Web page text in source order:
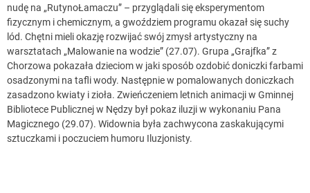
nudę na „RutynoŁamaczu” – przyglądali się eksperymentom
fizycznym i chemicznym, a gwoździem programu okazał się suchy
lód. Chętni mieli okazję rozwijać swój zmysł artystyczny na
warsztatach „Malowanie na wodzie” (27.07). Grupa „Grajfka” z
Chorzowa pokazała dzieciom w jaki sposób ozdobić doniczki farbami
osadzonymi na tafli wody. Następnie w pomalowanych doniczkach
zasadzono kwiaty i zioła. Zwieńczeniem letnich animacji w Gminnej
Bibliotece Publicznej w Nędzy był pokaz iluzji w wykonaniu Pana
Magicznego (29.07). Widownia była zachwycona zaskakującymi
sztuczkami i poczuciem humoru Iluzjonisty.